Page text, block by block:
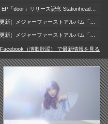
Facebook（演歌歌謡） で最新情報を見る